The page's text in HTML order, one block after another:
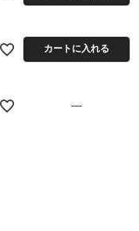
カートに入れる
—